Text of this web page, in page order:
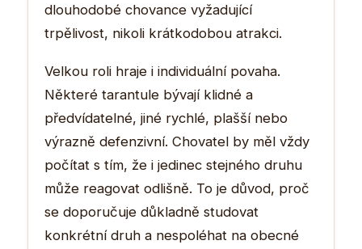
dlouhodobé chovance vyžadující
trpělivost, nikoli krátkodobou atrakci.
Velkou roli hraje i individuální povaha.
Některé tarantule bývají klidné a
předvídatelné, jiné rychlé, plašší nebo
výrazně defenzivní. Chovatel by měl vždy
počítat s tím, že i jedinec stejného druhu
může reagovat odlišně. To je důvod, proč
se doporučuje důkladně studovat
konkrétní druh a nespoléhat na obecné